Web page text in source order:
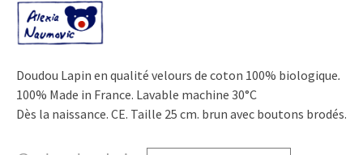
Doudou Lapin en qualité velours de coton 100% biologique.
100% Made in France. Lavable machine 30°C
Dès la naissance. CE. Taille 25 cm. brun avec boutons brodés.